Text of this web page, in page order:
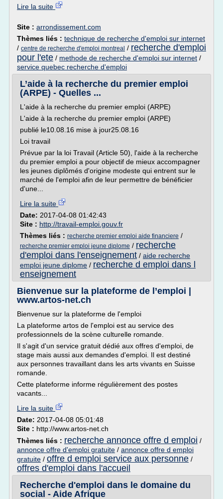
Lire la suite
Site : arrondissement.com
Thèmes liés : technique de recherche d'emploi sur internet
/ centre de recherche d'emploi montreal / recherche d'emploi
pour l'ete / methode de recherche d'emploi sur internet /
service quebec recherche d'emploi
L’aide à la recherche du premier emploi
(ARPE) - Quelles ...
L'aide à la recherche du premier emploi (ARPE)
L'aide à la recherche du premier emploi (ARPE)
publié le10.08.16 mise à jour25.08.16
Loi travail
Prévue par la loi Travail (Article 50), l'aide à la recherche
du premier emploi a pour objectif de mieux accompagner
les jeunes diplômés d'origine modeste qui entrent sur le
marché de l'emploi afin de leur permettre de bénéficier
d'une...
Lire la suite
Date: 2017-04-08 01:42:43
Site : http://travail-emploi.gouv.fr
Thèmes liés : recherche premier emploi aide financiere /
recherche premier emploi jeune diplome / recherche
d'emploi dans l'enseignement / aide recherche
emploi jeune diplome / recherche d emploi dans l
enseignement
Bienvenue sur la plateforme de l’emploi |
www.artos-net.ch
Bienvenue sur la plateforme de l'emploi
La plateforme artos de l'emploi est au service des
professionnels de la scène culturelle romande.
Il s'agit d'un service gratuit dédié aux offres d'emploi, de
stage mais aussi aux demandes d'emploi. Il est destiné
aux personnes travaillant dans les arts vivants en Suisse
romande.
Cette plateforme informe régulièrement des postes
vacants...
Lire la suite
Date: 2017-04-08 05:01:48
Site : http://www.artos-net.ch
Thèmes liés : recherche annonce offre d emploi /
annonce offre d'emploi gratuite / annonce offre d emploi
gratuite / offre d emploi service aux personne /
offres d'emploi dans l'accueil
Recherche d'emploi dans le domaine du
social - Aide Afrique